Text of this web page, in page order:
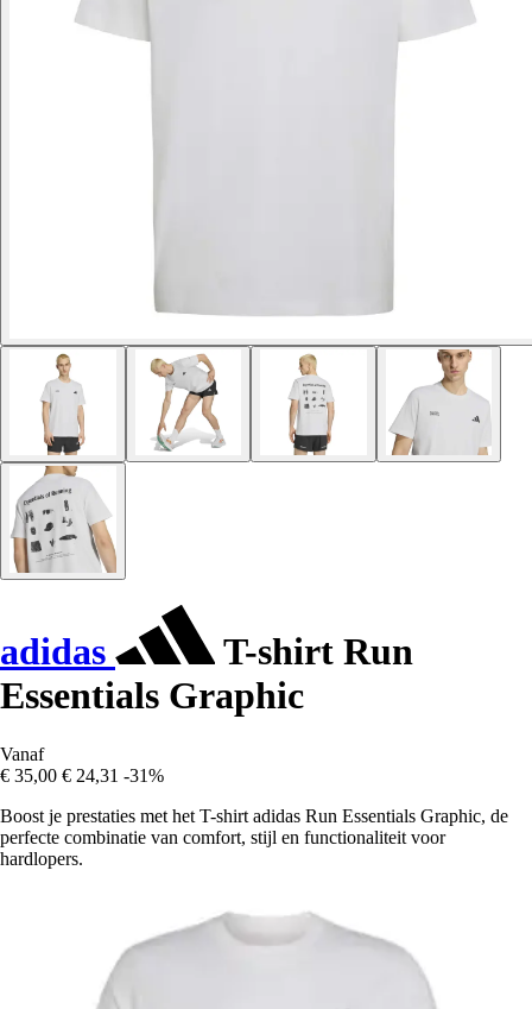
adidas
T-shirt Run
Essentials Graphic
Vanaf
€ 35,00 € 24,31 -31%
Boost je prestaties met het T-shirt adidas Run Essentials Graphic, de
perfecte combinatie van comfort, stijl en functionaliteit voor
hardlopers.